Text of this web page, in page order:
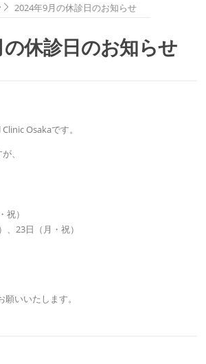
2024年9月の休診日のお知らせ
休診日のお知らせ
Osakaです。
、
祝）
、23日（月・祝）
いいたします。